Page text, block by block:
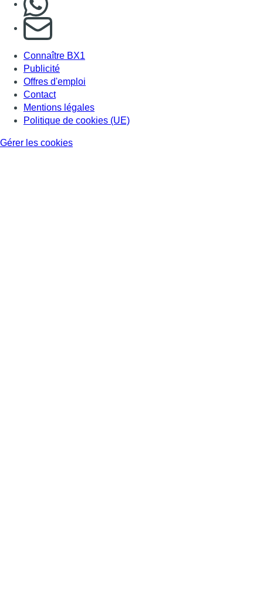
S'abonner à notre newsletter
Connaître BX1
Publicité
Offres d'emploi
Contact
Mentions légales
Politique de cookies (UE)
Gérer les cookies